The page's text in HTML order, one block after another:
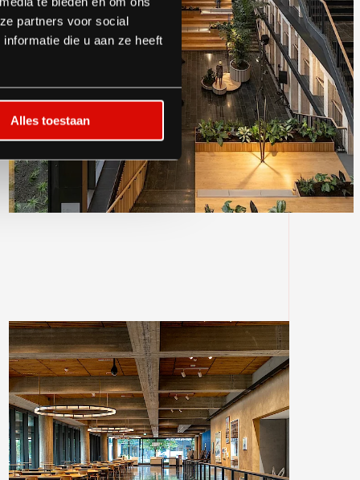
partners voor social
die u aan ze heeft
Alles toestaan